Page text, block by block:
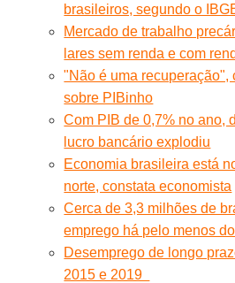
brasileiros, segundo o
Mercado de trabalho
lares sem renda e com
"Não é uma recuperação",
sobre PIBinho
Com PIB de 0,7% no ano,
lucro bancário explodiu
Economia brasileira está
norte, constata economista
Cerca de 3,3 milhões de
emprego há pelo menos
Desemprego de longo
2015 e 2019